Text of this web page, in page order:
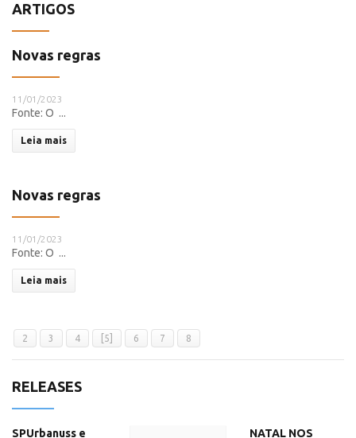
ARTIGOS
Novas regras
11/01/2023
Fonte: O ...
Leia mais
Novas regras
11/01/2023
Fonte: O ...
Leia mais
2 3 4 [5] 6 7 8
RELEASES
SPUrbanuss e
NATAL NOS